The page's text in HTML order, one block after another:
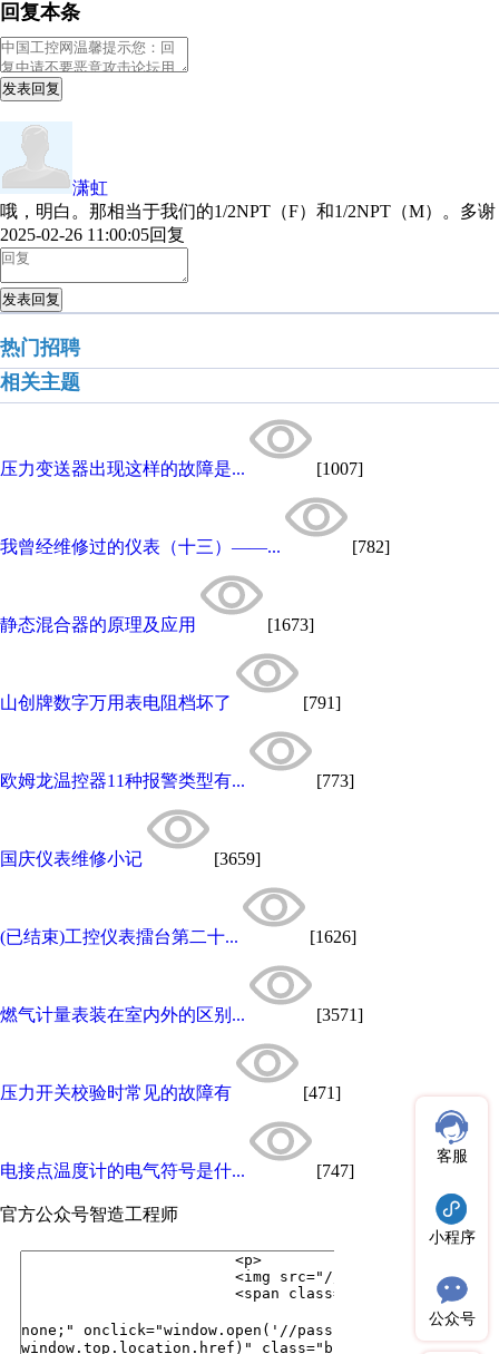
回复本条
发表回复
潇虹
哦，明白。那相当于我们的1/2NPT（F）和1/2NPT（M）。多
2025-02-26 11:00:05回复
发表回复
热门招聘
相关主题
压力变送器出现这样的故障是... [1007]
我曾经维修过的仪表（十三）——... [782]
静态混合器的原理及应用 [1673]
山创牌数字万用表电阻档坏了 [791]
欧姆龙温控器11种报警类型有... [773]
国庆仪表维修小记 [3659]
(已结束)工控仪表擂台第二十... [1626]
燃气计量表装在室内外的区别... [3571]
压力开关校验时常见的故障有 [471]
电接点温度计的电气符号是什... [747]
官方公众号智造工程师
客服
小程序
公众号